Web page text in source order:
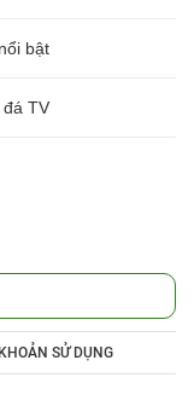
bật
đá TV
SỬ DỤNG